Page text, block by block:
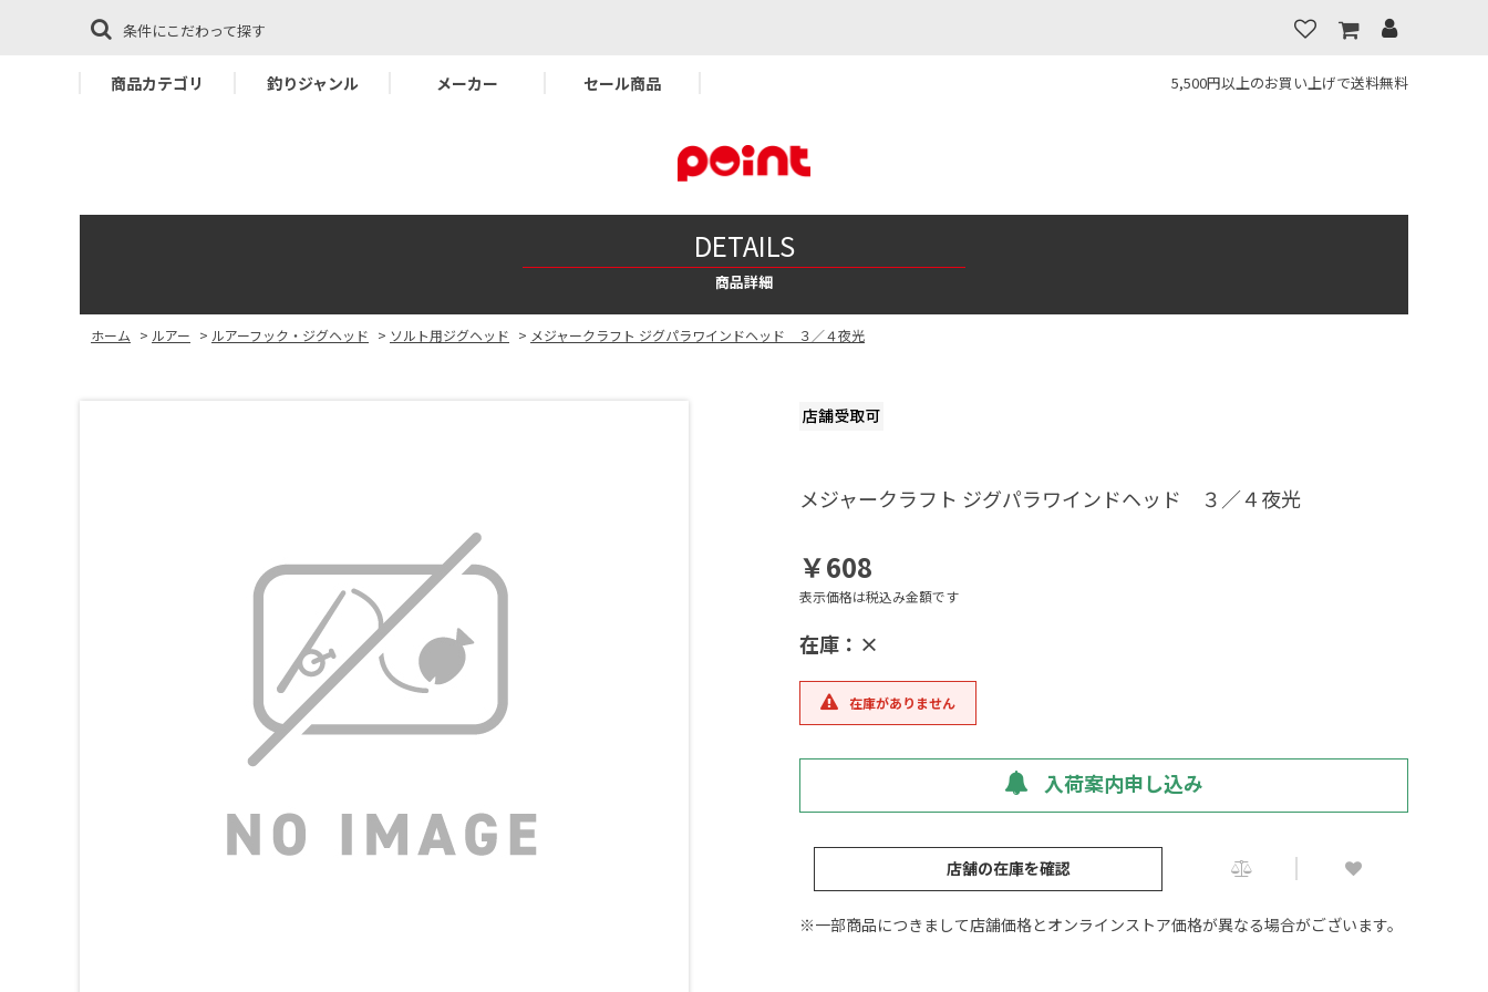
条件にこだわって探す
商品カテゴリ 釣りジャンル メーカー セール商品 5,500円以上のお買い上げで送料無料
DETAILS
商品詳細
ホーム > ルアー > ルアーフック・ジグヘッド > ソルト用ジグヘッド > メジャークラフト ジグパラワインドヘッド ３／４夜光
メジャークラフト ジグパラワインドヘッド ３／４夜光
￥608
表示価格は税込み金額です
在庫：×
在庫がありません
入荷案内申し込み
店舗の在庫を確認
※一部商品につきまして店舗価格とオンラインストア価格が異なる場合がございます。